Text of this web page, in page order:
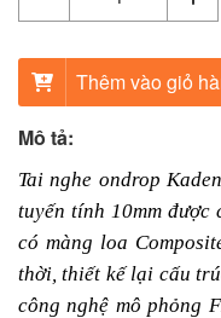
Thêm vào giỏ
Mô tả:
Tai nghe ondrop
tuyến tính 10mm được
có màng loa
thời, thiết kế lại cấu
công nghệ mô phỏng